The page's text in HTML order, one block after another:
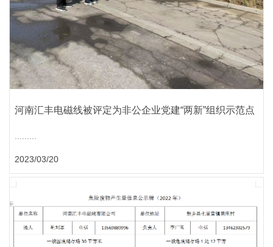
河南汇丰电磁线被评定为非公企业党建“两新”组织示范点
2023/03/20